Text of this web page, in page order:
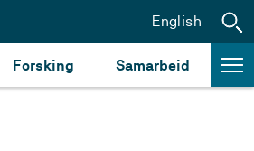
Forsking Samarbeid
English